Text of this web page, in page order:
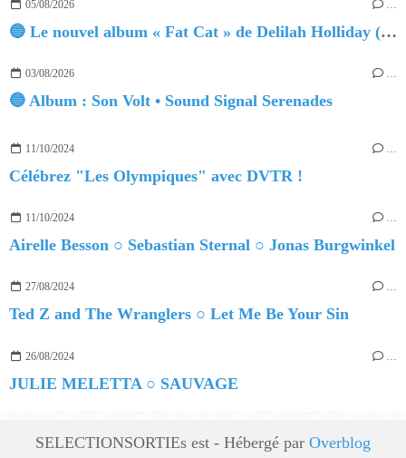
05/08/2026 …
🔵 Le nouvel album « Fat Cat » de Delilah Holliday (sortie le 30 Octobre 2026)
03/08/2026 …
🔵 Album : Son Volt • Sound Signal Serenades
11/10/2024
Célébrez "Les Olympiques" avec DVTR !
11/10/2024 …
Airelle Besson ○ Sebastian Sternal ○ Jonas Burgwinkel
27/08/2024 …
Ted Z and The Wranglers ○ Let Me Be Your Sin
26/08/2024
JULIE MELETTA ○ SAUVAGE
SELECTIONSORTIEs est - Hébergé par Overblog